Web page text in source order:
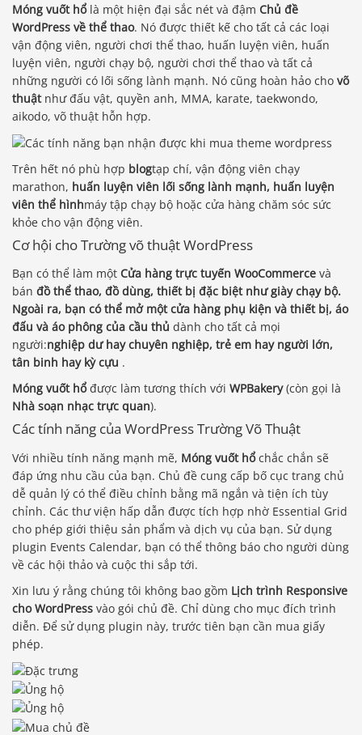
Móng vuốt hổlà một hiện đại sắc nét và đậm Chủ đề
WordPress về thể thao. Nó được thiết kế cho tất cả các loại
vận động viên, người chơi thể thao, huấn luyện viên, huấn
luyện viên, người chạy bộ, người chơi thể thao và tất cả
những người có lối sống lành mạnh. Nó cũng hoàn hảo cho võ
thuật như đấu vật, quyền anh, MMA, karate, taekwondo,
aikodo, võ thuật hỗn hợp.
Trên hết nó phù hợp blogtạp chí, vận động viên chạy
marathon, huấn luyện viên lối sống lành mạnh, huấn luyện
viên thể hìnhmáy tập chạy bộ hoặc cửa hàng chăm sóc sức
khỏe cho vận động viên.
Cơ hội cho Trường võ thuật WordPress
Bạn có thể làm một Cửa hàng trực tuyến WooCommerce và
bán đồ thể thao, đồ dùng, thiết bị đặc biệt như giày chạy bộ.
Ngoài ra, bạn có thể mở một cửa hàng phụ kiện và thiết bị, áo
đấu và áo phông của cầu thủ dành cho tất cả mọi
người:nghiệp dư hay chuyên nghiệp, trẻ em hay người lớn,
tân binh hay kỳ cựu .
Móng vuốt hổđược làm tương thích với WPBakery(còn gọi là
Nhà soạn nhạc trực quan).
Các tính năng của WordPress Trường Võ Thuật
Với nhiều tính năng mạnh mẽ, Móng vuốt hổchắc chắn sẽ
đáp ứng nhu cầu của bạn. Chủ đề cung cấp bố cục trang chủ
dễ quản lý có thể điều chỉnh bằng mã ngắn và tiện ích tùy
chỉnh. Các thư viện hấp dẫn được tích hợp nhờ Essential Grid
cho phép giới thiệu sản phẩm và dịch vụ của bạn. Sử dụng
plugin Events Calendar, bạn có thể thông báo cho người dùng
về các hội thảo và cuộc thi sắp tới.
Xin lưu ý rằng chúng tôi không bao gồm Lịch trình Responsive
cho WordPress vào gói chủ đề. Chỉ dùng cho mục đích trình
diễn. Để sử dụng plugin này, trước tiên bạn cần mua giấy
phép.